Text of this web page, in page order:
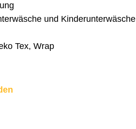
und Kinderunterwäsche
Tex, Wrap